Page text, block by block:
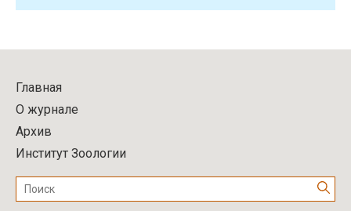
Главная
О журнале
Архив
Институт Зоологии
Поиск: